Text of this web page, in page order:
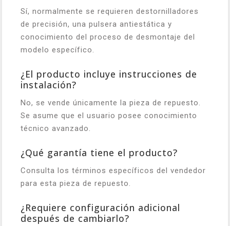
Sí, normalmente se requieren destornilladores
de precisión, una pulsera antiestática y
conocimiento del proceso de desmontaje del
modelo específico.
¿El producto incluye instrucciones de
instalación?
No, se vende únicamente la pieza de repuesto.
Se asume que el usuario posee conocimiento
técnico avanzado.
¿Qué garantía tiene el producto?
Consulta los términos específicos del vendedor
para esta pieza de repuesto.
¿Requiere configuración adicional
después de cambiarlo?